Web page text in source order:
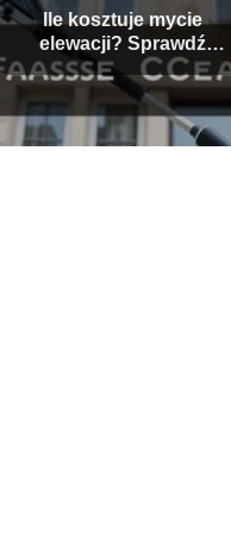
Ile kosztuje mycie
elewacji? Sprawdź
aktualne ceny usług